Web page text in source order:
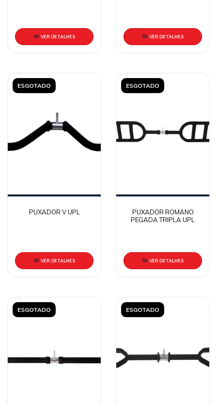
VER DETALHES VER DETALHES
ESGOTADO
PUXADOR V UPL
VER DETALHES
ESGOTADO
PUXADOR ROMANO
PEGADA TRIPLA UPL
VER DETALHES
ESGOTADO ESGOTADO